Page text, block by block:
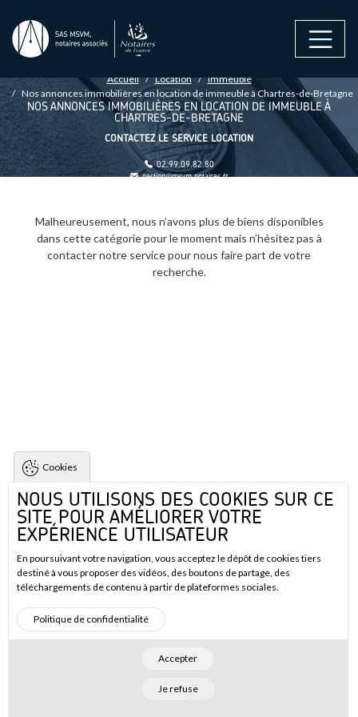
FIL D'ARIANEAccueil Location
Immeuble
Nos annonces immobilières en location de immeuble à Chartres-de-Bretagne
NOS ANNONCES IMMOBILIÈRES EN LOCATION DE IMMEUBLE À
CHARTRES-DE-BRETAGNE
CONTACTEZ LE SERVICE LOCATION
02.99.09.82.80
gestion@msvm.notaires.fr
Malheureusement, nous n’avons plus de biens disponibles
dans cette catégorie pour le moment mais n’hésitez pas à
contacter notre service pour nous faire part de votre
recherche.
Cookies
NOUS UTILISONS DES COOKIES SUR CE
SITE POUR AMÉLIORER VOTRE
EXPÉRIENCE UTILISATEUR
En poursuivant votre navigation, vous acceptez le dépôt de cookies tiers
destiné à vous proposer des vidéos, des boutons de partage, des
téléchargements de contenu à partir de plateformes sociales.
Politique de confidentialité
Accepter
Je refuse